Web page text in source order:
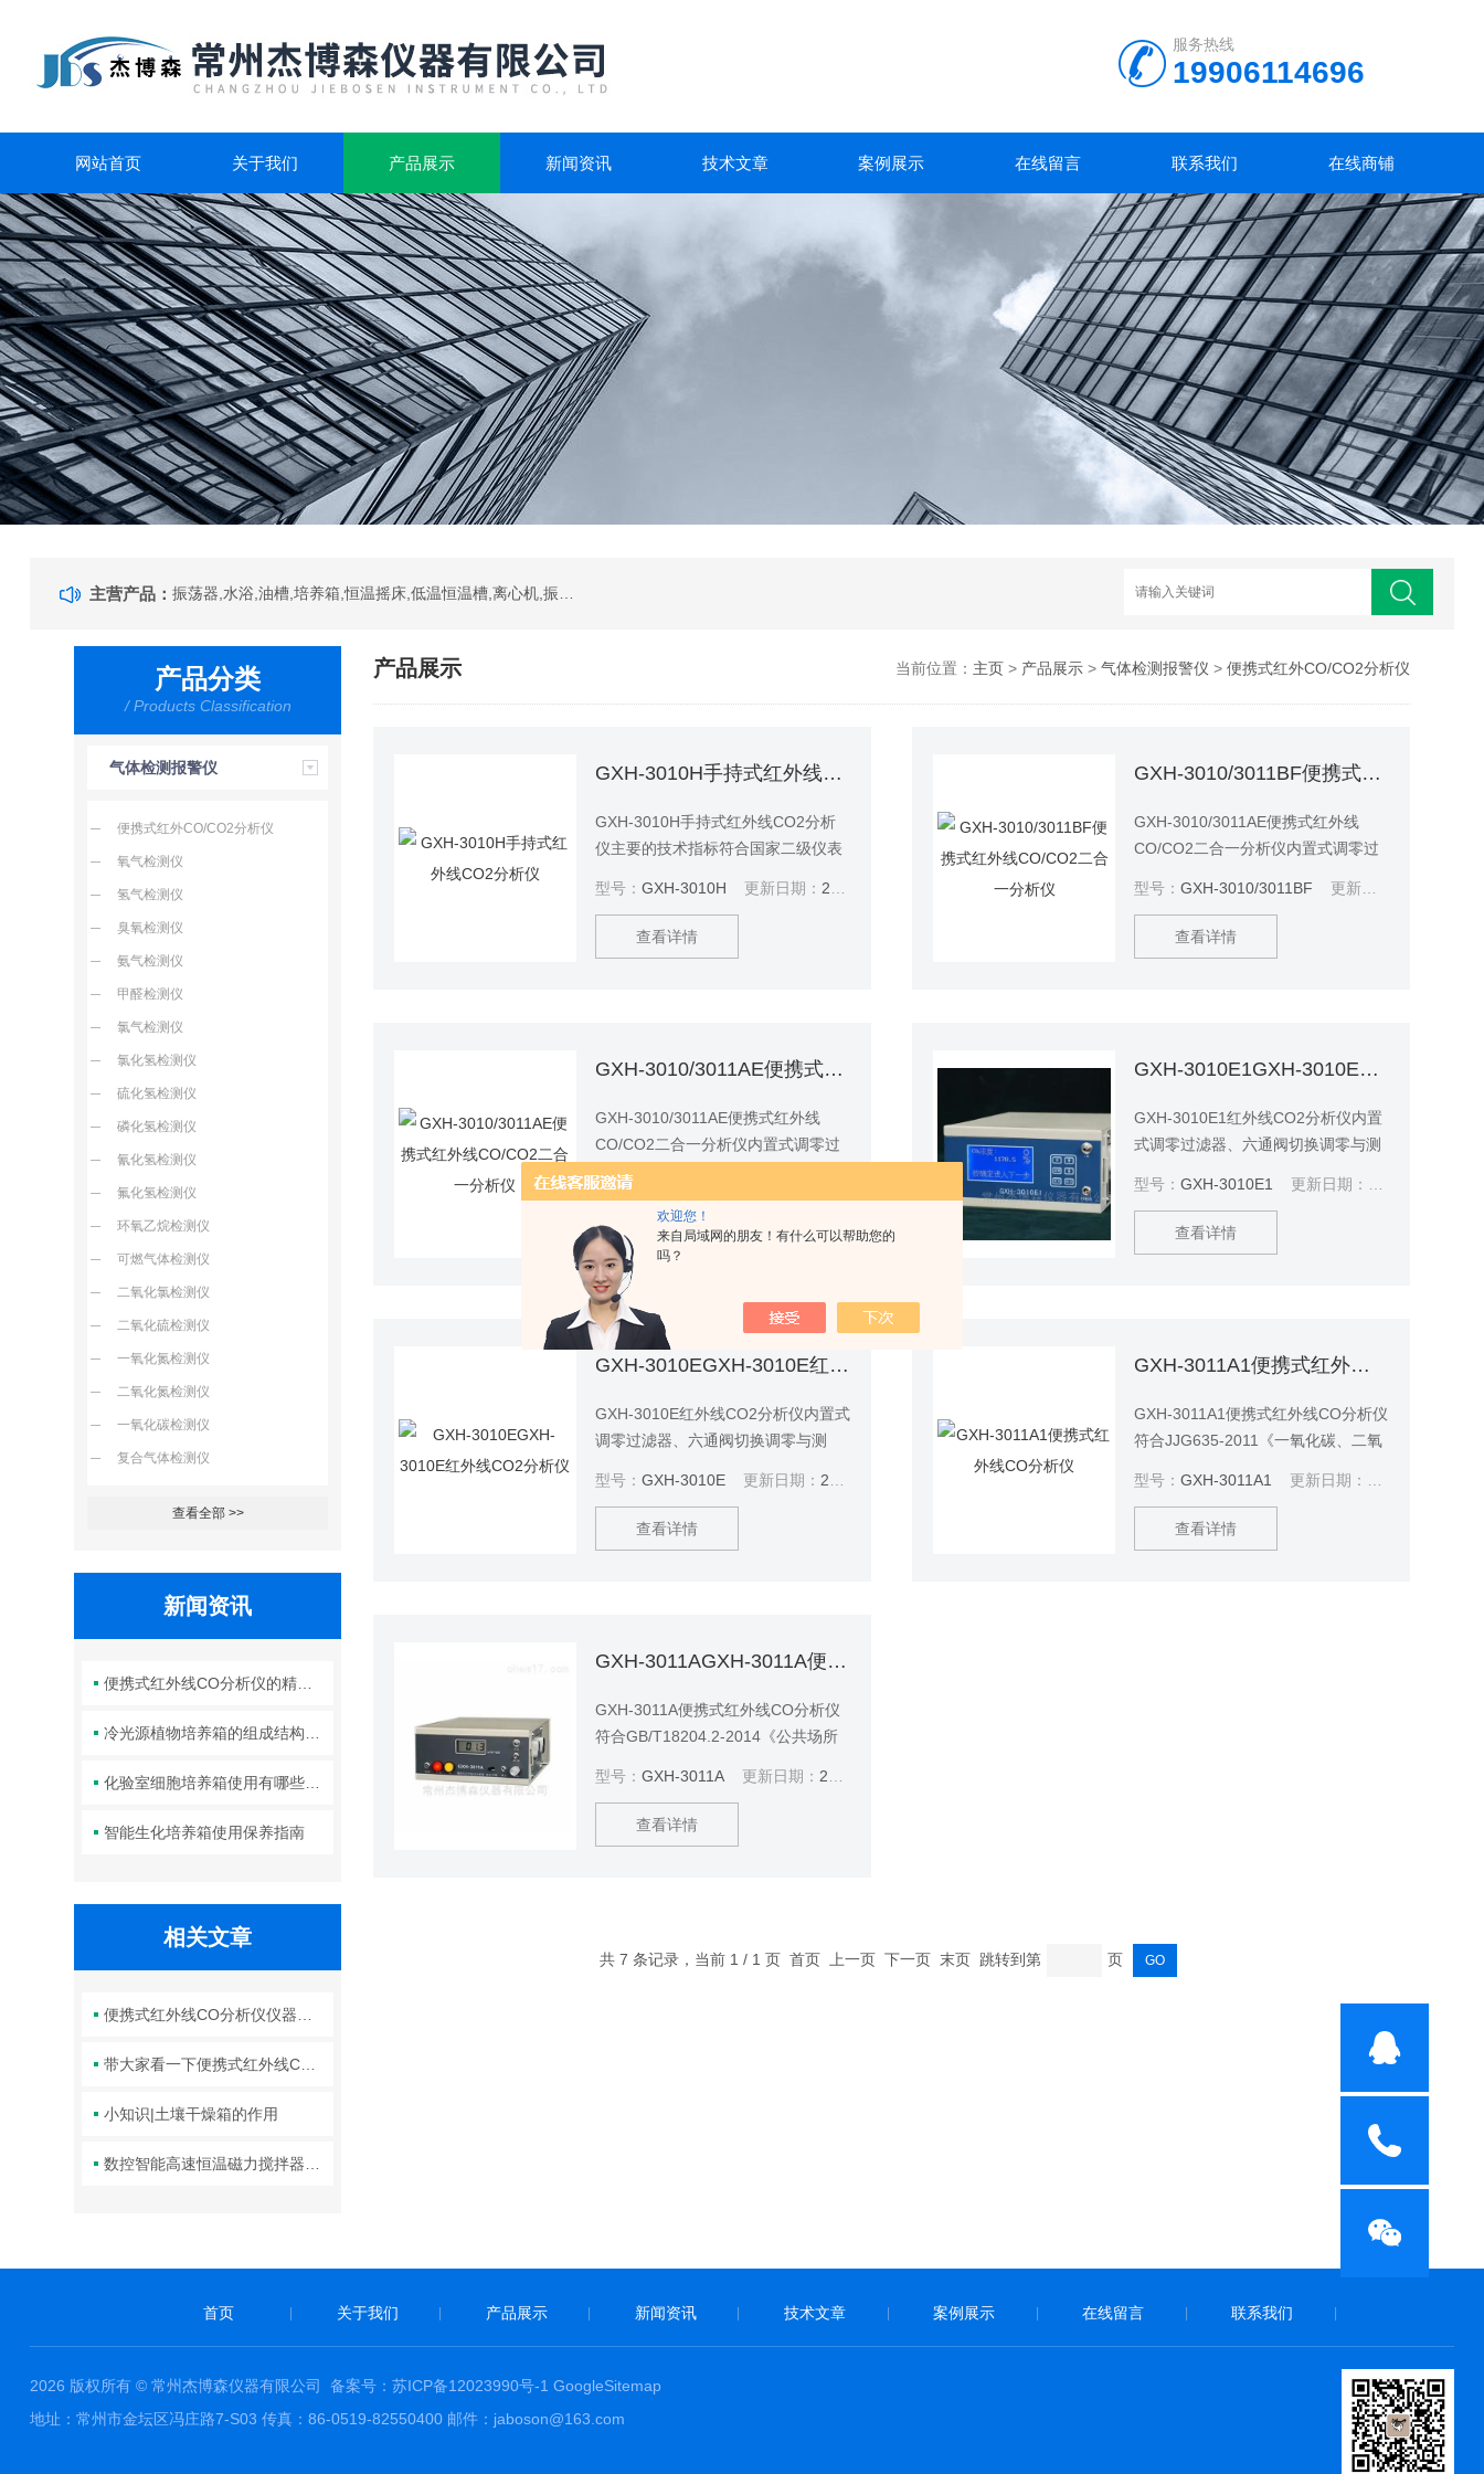
欢迎您！
来自局域网的朋友！有什么可以帮助您的
吗？
服务热线
19906114696
网站首页 关于我们 产品展示 新闻资讯 技术文章 案例展示 在线留言 联系我们 在线商铺
主营产品：
产品分类
/ Products Classification
气体检测报警仪
便携式红外CO/CO2分析仪
氧气检测仪
氢气检测仪
臭氧检测仪
氨气检测仪
甲醛检测仪
氯气检测仪
氯化氢检测仪
硫化氢检测仪
磷化氢检测仪
氰化氢检测仪
氟化氢检测仪
环氧乙烷检测仪
可燃气体检测仪
二氧化氯检测仪
二氧化硫检测仪
一氧化氮检测仪
二氧化氮检测仪
一氧化碳检测仪
复合气体检测仪
查看全部 >>
新闻资讯
智能生化培养箱使用保养指南
相关文章
小知识|土壤干燥箱的作用
产品展示 当前位置： 主页> 产品展示> 气体检测报警仪 > 便携式红外CO/CO2分析仪
GXH-3010H手持式红外线CO2分析仪
GXH-3010H手持式红外线CO2分析
仪主要的技术指标符合国家二级仪表
研究院的检定证书。一键式自动调
零，调零后自动切换到测量，操作简
便灵活。
型号： GXH-3010H 更新日期： 2025-07-08
查看详情
GXH-3010/3011BF便携式红外线CO/CO2二合一分析仪
GXH-3010/3011AE便携式红外线
CO/CO2二合一分析仪内置式调零过
简便灵活。符合国家计量检定规程，
主要的技术指标符合国家二级仪表的
技术要求，可以取得中国计量科学研
型号： GXH-3010/3011BF 更新日期：
查看详情
GXH-3010/3011AE便携式红外线CO/CO2二合一分析仪
GXH-3010/3011AE便携式红外线
CO/CO2二合一分析仪内置式调零过
滤器、六通阀切换调零与测量，操作
简便灵活。符合国家计量检定规程，
主要的技术指标符合国家二级仪表的
技术要求，可以取得中国计量科学研
究院的检定证书。
型号：
查看详情
GXH-3010E1GXH-3010E1红外线CO2分析仪
GXH-3010E1红外线CO2分析仪内置
式调零过滤器、六通阀切换调零与测
定规程，主要的技术指标符合国家二
级仪表的技术要求，可以取得中国计
量科学研究院的检定证书。
型号： GXH-3010E1 更新日期：
查看详情
GXH-3010EGXH-3010E红外线CO2分析仪
GXH-3010E红外线CO2分析仪内置式
调零过滤器、六通阀切换调零与测
型号： GXH-3010E更新日期： 2025-07-08
查看详情
GXH-3011A1便携式红外线CO分析仪
GXH-3011A1便携式红外线CO分析仪
符合JJG635-2011《一氧化碳、二氧
检定规程，主要的技术指标符合国家
二级仪表的技术要求，可以取得中国
计量科学研究院的检定证书（检定结
型号： GXH-3011A1 更新日期：
查看详情
GXH-3011AGXH-3011A便携式红外线CO分析仪
GXH-3011A便携式红外线CO分析仪
符合GB/T18204.2-2014《公共场所
物》、GBZ/T300.37-2017《工作场
所空气有毒物质测定第37部分：一氧
化碳和二氧化碳》和GB/T9801-
氧化碳的测定非色散红外吸收法》的
型号： GXH-3011A更新日期： 2025-07-08
查看详情
共 7 条记录，当前 1 / 1 页 首页 上一页 下一页 末页 跳转到第 页
首页 关于我们 产品展示 新闻资讯 技术文章 案例展示 在线留言 联系我们
2026 版权所有 © 常州杰博森仪器有限公司 备案号：苏ICP备12023990号-1 GoogleSitemap
地址：常州市金坛区冯庄路7-S03 传真：86-0519-82550400 邮件：jaboson@163.com